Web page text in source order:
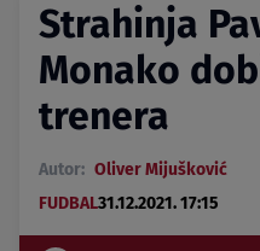
Strahinja
Monako
trenera
Autor: Oliver Mijušković
FUDBAL31.12.2021. 17:15